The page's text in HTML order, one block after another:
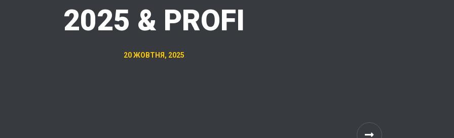
2025 & PROFI
20 ЖОВТНЯ, 2025